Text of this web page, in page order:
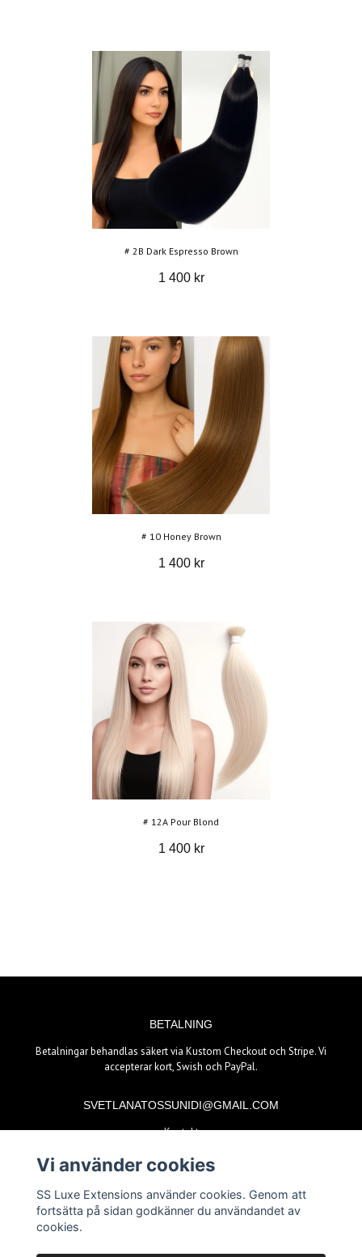
# 2B Dark Espresso Brown
1 400 kr
# 10 Honey Brown
1 400 kr
# 12А Pour Blond
1 400 kr
BETALNING
Betalningar behandlas säkert via Kustom Checkout och Stripe. Vi
accepterar kort, Swish och PayPal.
SVETLANATOSSUNIDI@GMAIL.COM
Kontakt
Vi använder cookies
SS Luxe Extensions använder cookies. Genom att
fortsätta på sidan godkänner du användandet av
cookies.